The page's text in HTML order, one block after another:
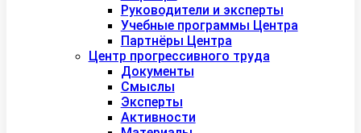
Руководители и эксперты
Учебные программы Центра
Партнёры Центра
Центр прогрессивного труда
Документы
Смыслы
Эксперты
Активности